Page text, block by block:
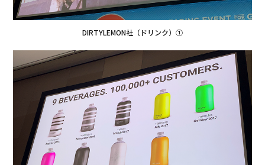
DIRTYLEMON社（ドリンク）①